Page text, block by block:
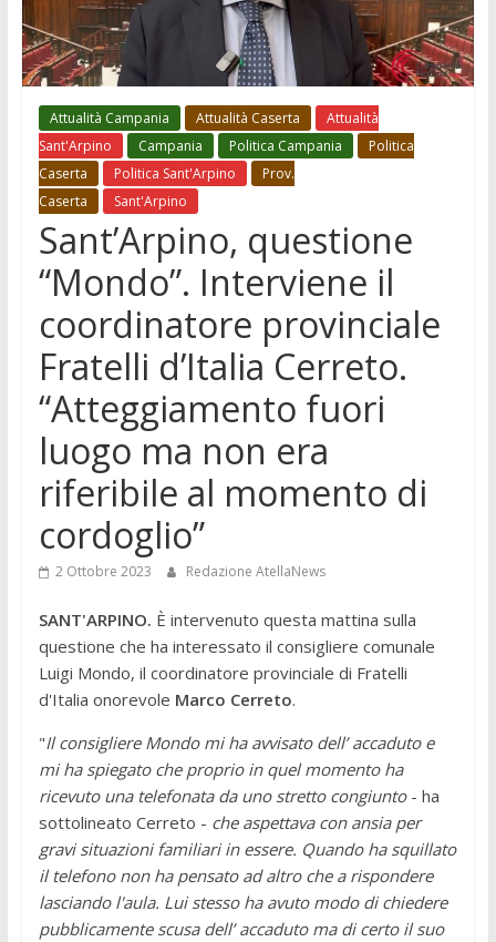
Attualità Campania Attualità Caserta
Attualità
Sant'Arpino
Campania Politica Campania
Politica
Caserta
Politica Sant'Arpino
Prov.
Caserta
Sant'Arpino
Sant’Arpino, questione
“Mondo”. Interviene il
coordinatore provinciale
Fratelli d’Italia Cerreto.
“Atteggiamento fuori
luogo ma non era
riferibile al momento di
cordoglio”
2 Ottobre 2023 Redazione AtellaNews
SANT'ARPINO. È intervenuto questa mattina sulla
questione che ha interessato il consigliere comunale
Luigi Mondo, il coordinatore provinciale di Fratelli
d'Italia onorevole Marco Cerreto.
"Il consigliere Mondo mi ha avvisato dell’ accaduto e
mi ha spiegato che proprio in quel momento ha
ricevuto una telefonata da uno stretto congiunto- ha
sottolineato Cerreto - che aspettava con ansia per
gravi situazioni familiari in essere. Quando ha squillato
il telefono non ha pensato ad altro che a rispondere
lasciando l'aula. Lui stesso ha avuto modo di chiedere
pubblicamente scusa dell’ accaduto ma di certo il suo